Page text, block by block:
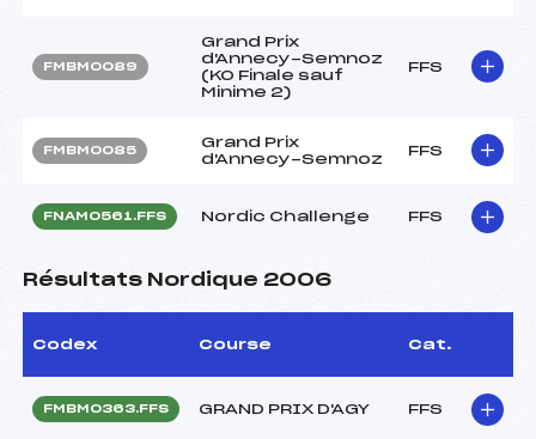
FMBM0089
Grand Prix
d'Annecy-Semnoz
(KO Finale sauf
Minime 2)
FFS
FMBM0085
Grand Prix
d'Annecy-Semnoz
FFS
FNAM0561.FFS Nordic Challenge FFS
Résultats Nordique 2006
Codex Course Cat.
FMBM0363.FFS GRAND PRIX D'AGY FFS